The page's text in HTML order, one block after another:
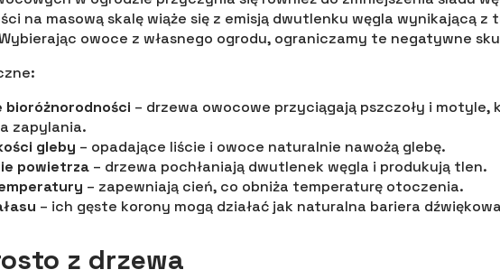
na masową skalę wiąże się z emisją dwutlenku węgla wynikającą z
owoce z własnego ogrodu, ograniczamy te negatywne
bioróżnorodności – drzewa owocowe przyciągają pszczoły i motyle,
zapylania.
gleby – opadające liście i owoce naturalnie nawożą glebę.
powietrza – drzewa pochłaniają dwutlenek węgla i produkują tlen.
– zapewniają cień, co obniża temperaturę otoczenia.
– ich gęste korony mogą działać jak naturalna bariera
z drzewa